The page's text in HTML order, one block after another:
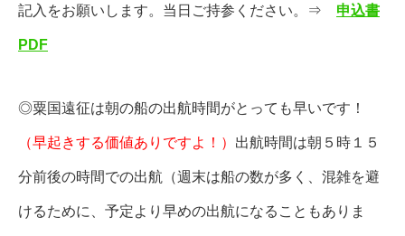
記入をお願いします。当日ご持参ください。⇒ 申込書
PDF
◎粟国遠征は朝の船の出航時間がとっても早いです！
（早起きする価値ありですよ！） 出航時間は朝５時１５
分前後の時間での出航（週末は船の数が多く、混雑を避
けるために、予定より早めの出航になることもありま